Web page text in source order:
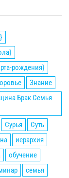
рождения}
Знание
Брак Семья
Сурья
Суть
иерархия
обучение
семья